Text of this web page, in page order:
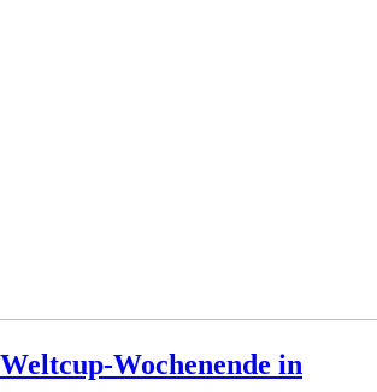
Wochenende in